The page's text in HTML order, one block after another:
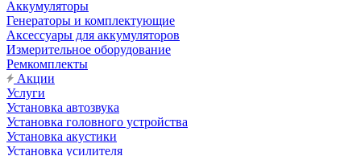
Аккумуляторы
Генераторы и комплектующие
Аксессуары для аккумуляторов
Измерительное оборудование
Ремкомплекты
Акции
Услуги
Установка автозвука
Установка головного устройства
Установка акустики
Установка усилителя